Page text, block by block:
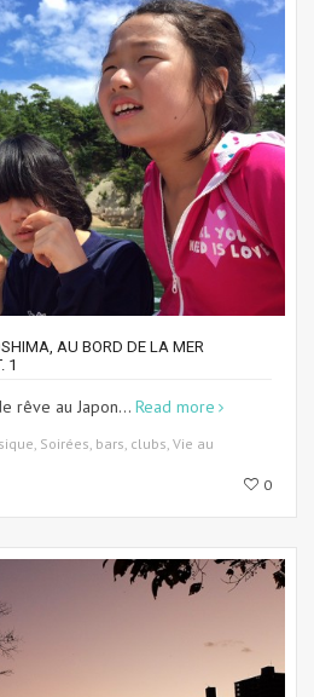
AU BORD DE LA MER
1
rêve au Japon... Read more
Soirées, bars, clubs Vie au
0